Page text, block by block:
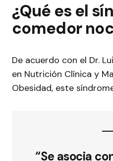
¿Qué es el
comedor
De acuerdo con el Dr.
en Nutrición Clínica y
Obesidad, este
“Se asocia